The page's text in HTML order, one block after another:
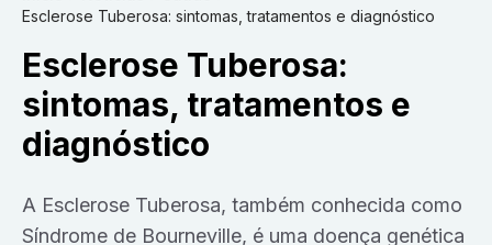
Esclerose Tuberosa: sintomas, tratamentos e diagnóstico
Esclerose Tuberosa:
sintomas, tratamentos e
diagnóstico
A Esclerose Tuberosa, também conhecida como
Síndrome de Bourneville, é uma doença genética